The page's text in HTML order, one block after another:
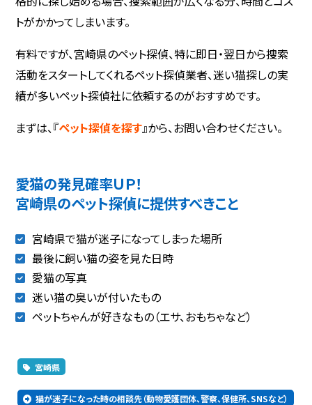
トがかかってしまいます。
有料ですが、宮崎県のペット探偵、特に即日・翌日から捜索
活動をスタートしてくれるペット探偵業者、迷い猫探しの実
績が多いペット探偵社に依頼するのがおすすめです。
まずは、『ペット探偵を探す』から、お問い合わせください。
愛猫の発見確率ＵＰ！
宮崎県のペット探偵に提供すべきこと
宮崎県で猫が迷子になってしまった場所
最後に飼い猫の姿を見た日時
愛猫の写真
迷い猫の臭いが付いたもの
ペットちゃんが好きなもの（エサ、おもちゃなど）
宮崎県
猫が迷子になった時の相談先（動物愛護団体、警察、保健所、SNSなど）